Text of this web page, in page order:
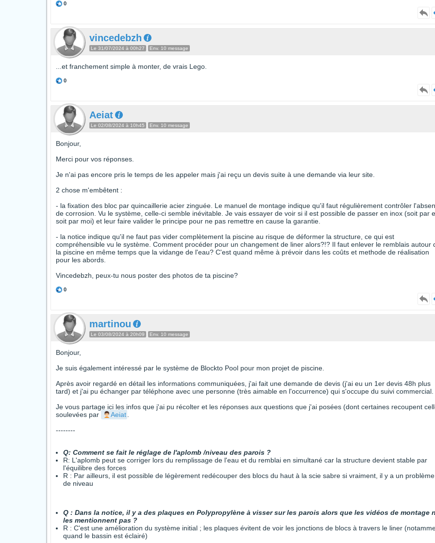
0
vincedebzh
Le 31/07/2024 à 00h27 Env. 10 message
...et franchement simple à monter, de vrais Lego.
0
Aeiat
Le 02/08/2024 à 10h45 Env. 10 message
Bonjour,
Merci pour vos réponses.
Je n'ai pas encore pris le temps de les appeler mais j'ai reçu un devis suite à une demande via leur site.
2 chose m'embêtent :
- la fixation des bloc par quincaillerie acier zinguée. Le manuel de montage indique qu'il faut régulièrement contrôler
de corrosion. Vu le système, celle-ci semble inévitable. Je vais essayer de voir si il est possible de passer en inox (soit par
soit par moi) et leur faire valider le principe pour ne pas remettre en cause la garantie.
- la notice indique qu'il ne faut pas vider complètement la piscine au risque de déformer la structure, ce qui est
compréhensible vu le système. Comment procéder pour un changement de liner alors?!? Il faut enlever le remblais autour
la piscine en même temps que la vidange de l'eau? C'est quand même à prévoir dans les coûts et methode de réalisation
pour les abords.
Vincedebzh, peux-tu nous poster des photos de ta piscine?
0
martinou
Le 03/08/2024 à 20h09 Env. 10 message
Bonjour,
Je suis également intéressé par le système de Blockto Pool pour mon projet de piscine.
Après avoir regardé en détail les informations communiquées, j'ai fait une demande de devis (j'ai eu un 1er devis 48h plus
tard) et j'ai pu échanger par téléphone avec une personne (très aimable en l'occurrence) qui s'occupe du suivi commercial.
Je vous partage ici les infos que j'ai pu récolter et les réponses aux questions que j'ai posées (dont certaines recoupent
soulevées par
Aeiat
--------
Q: Comment se fait le réglage de l'aplomb /niveau des parois ?
R: L'aplomb peut se corriger lors du remplissage de l'eau et du remblai en simultané car la structure devient stable par
l'équilibre des forces
R : Par ailleurs, il est possible de légèrement redécouper des blocs du haut à la scie sabre si vraiment, il y a un problème
de niveau
Q : Dans la notice, il y a des plaques en Polypropylène à visser sur les parois alors que les vidéos de montage
les mentionnent pas ?
R : C'est une amélioration du système initial ; les plaques évitent de voir les jonctions de blocs à travers le liner
quand le bassin est éclairé)